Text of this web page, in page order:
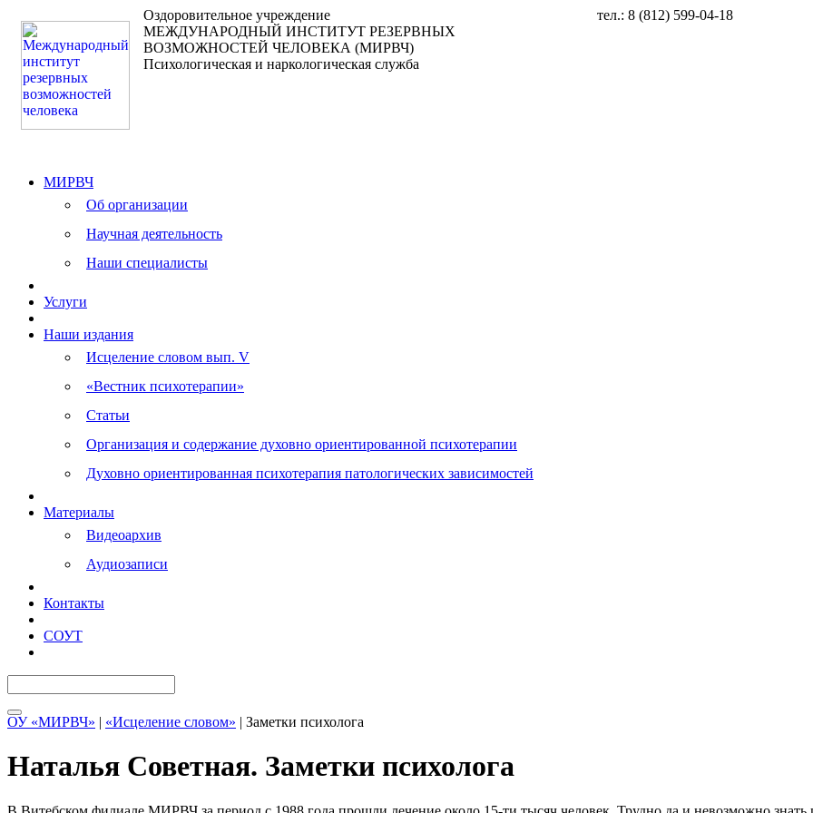
Оздоровительное учреждение
МЕЖДУНАРОДНЫЙ ИНСТИТУТ РЕЗЕРВНЫХ
ВОЗМОЖНОСТЕЙ ЧЕЛОВЕКА (МИРВЧ)
Психологическая и наркологическая служба
тел.: 8 (812) 599-04-18
МИРВЧ
Об организации
Научная деятельность
Наши специалисты
Услуги
Наши издания
Исцеление словом вып. V
«Вестник психотерапии»
Статьи
Организация и содержание духовно ориентированной психотерапии
Духовно ориентированная психотерапия патологических зависимостей
Материалы
Видеоархив
Аудиозаписи
Контакты
СОУТ
ОУ «МИРВЧ» | «Исцеление словом» | Заметки психолога
Наталья Советная. Заметки психолога